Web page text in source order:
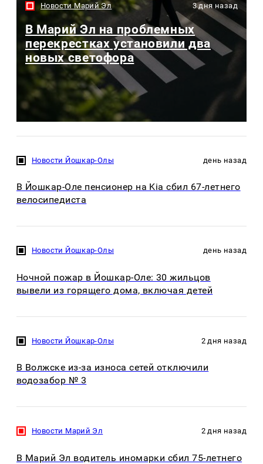
Новости Марий Эл 3 дня назад
В Марий Эл на проблемных
перекрестках установили два
новых светофора
Новости Йошкар-Олы день назад
В Йошкар-Оле пенсионер на Kia сбил 67-летнего
велосипедиста
Новости Йошкар-Олы день назад
Ночной пожар в Йошкар-Оле: 30 жильцов
вывели из горящего дома, включая детей
Новости Йошкар-Олы 2 дня назад
В Волжске из-за износа сетей отключили
водозабор № 3
Новости Марий Эл 2 дня назад
В Марий Эл водитель иномарки сбил 75-летнего